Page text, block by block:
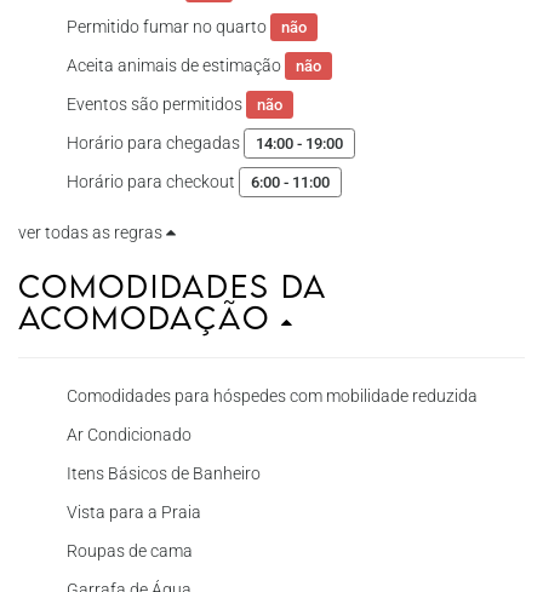
Permitido fumar no quarto não
Aceita animais de estimação não
Eventos são permitidos não
Horário para chegadas 14:00 - 19:00
Horário para checkout 6:00 - 11:00
ver todas as regras
Comodidades da
Acomodação
Comodidades para hóspedes com mobilidade reduzida
Ar Condicionado
Itens Básicos de Banheiro
Vista para a Praia
Roupas de cama